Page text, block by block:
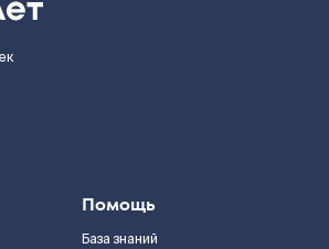
Помощь
База знаний